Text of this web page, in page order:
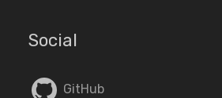
Social
GitHub